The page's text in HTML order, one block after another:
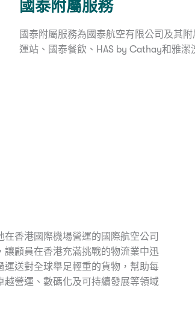
國泰附屬服務
國泰附屬服務為國泰航空有限公司及其
運站、國泰餐飲、HAS by Cathay和雅潔
香港國際機場營運的國際航空公司
顧員在香港充滿挑戰的物流業中迅
送對全球舉足輕重的貨物，幫助每
營運、數碼化及可持續發展等領域